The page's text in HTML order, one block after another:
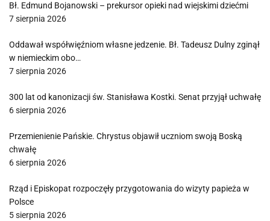
Bł. Edmund Bojanowski – prekursor opieki nad wiejskimi dziećmi
7 sierpnia 2026
Oddawał współwięźniom własne jedzenie. Bł. Tadeusz Dulny zginął
w niemieckim obo…
7 sierpnia 2026
300 lat od kanonizacji św. Stanisława Kostki. Senat przyjął uchwałę
6 sierpnia 2026
Przemienienie Pańskie. Chrystus objawił uczniom swoją Boską
chwałę
6 sierpnia 2026
Rząd i Episkopat rozpoczęły przygotowania do wizyty papieża w
Polsce
5 sierpnia 2026